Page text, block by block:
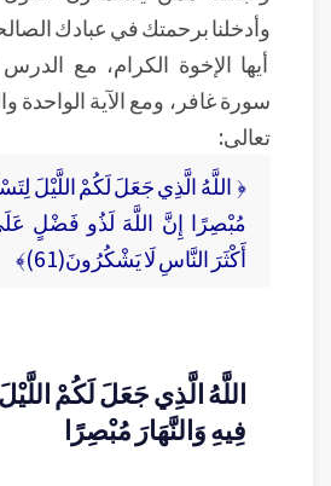
وأدخلنا برحمتك في عبادك
أيها الإخوة الكرام، مع
سورة غافر، ومع الآية الواحدة
تعالى:
﴿ اللَّهُ الَّذِي جَعَلَ لَكُمْ اللَّيْلَ
مُبْصِرًا إِنَّ اللَّهَ لَذُو فَضْلٍ
أَكْثَرَ النَّاسِ لَا يَشْكُرُونَ(61)﴾
اللَّهُ الَّذِي جَعَلَ لَكُمْ
فِيهِ وَالنَّهَارَ مُبْصِرًا